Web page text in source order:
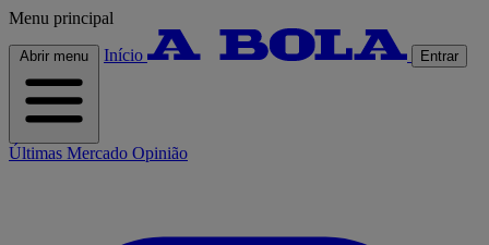
Menu principal
Abrir menu Início Entrar
Últimas Mercado Opinião